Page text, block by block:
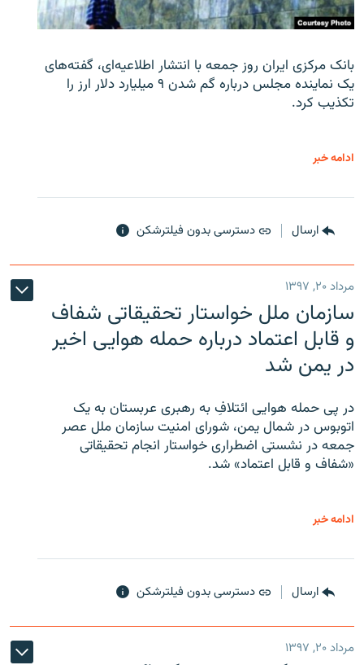
بانک مرکزی ایران روز جمعه با انتشار اطلاعیه‌ای، گفته‌های
یک نماینده مجلس درباره گم شدن ۹ میلیارد دلار ارز را
تکذیب کرد.
ادامه خبر
ارسال دسترسی بدون فیلترشکن
مرداد ۲۰, ۱۳۹۷
سازمان ملل خواستار تحقیقاتی شفاف
و قابل اعتماد درباره حمله هوایی اخیر
در یمن شد
در پی حمله هوایی ائتلافِ به رهبری عربستان به یک
اتوبوس در شمال یمن، شورای امنیت سازمان ملل عصر
جمعه در نشستی اضطراری خواستار انجام تحقیقاتی
«شفاف و قابل اعتماد» شد.
ادامه خبر
ارسال دسترسی بدون فیلترشکن
مرداد ۲۰, ۱۳۹۷